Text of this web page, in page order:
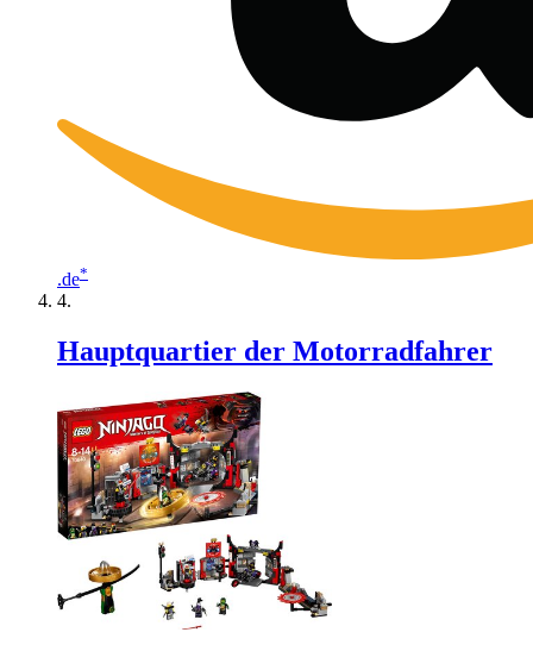
.de*
Hauptquartier der Motorradfahrer